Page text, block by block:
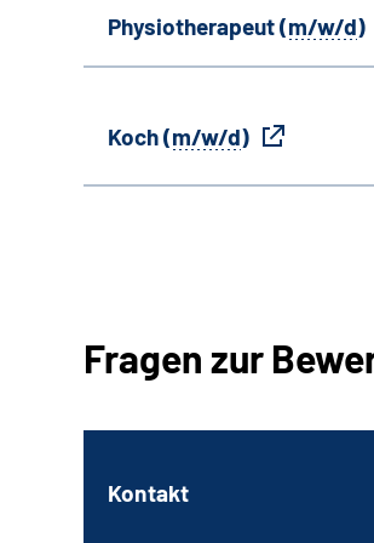
Physiotherapeut (m/w/d)
Koch (m/w/d)
Fragen zur
Kontakt